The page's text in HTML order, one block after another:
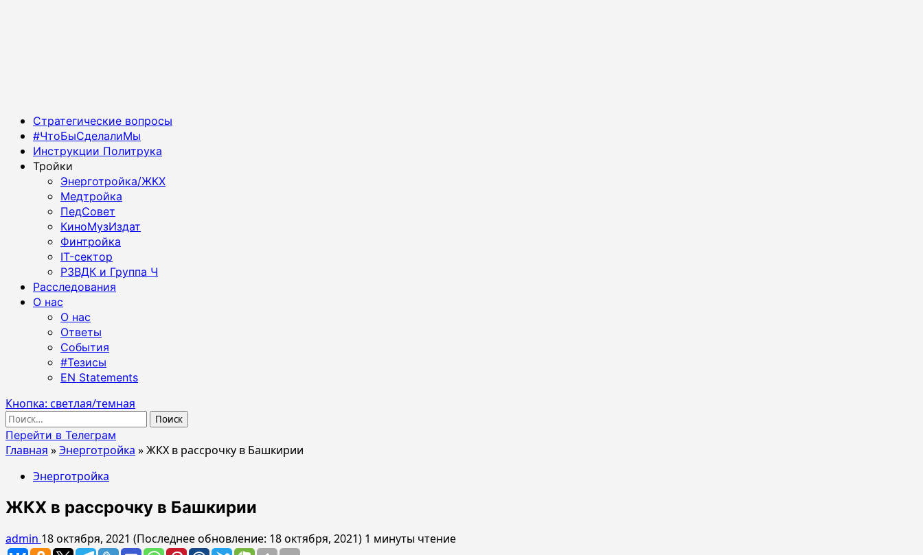
Основное
меню
Стратегические вопросы
#ЧтоБыСделалиМы
Инструкции Политрука
Тройки
Энерготройка/ЖКХ
Медтройка
ПедСовет
КиноМузИздат
Финтройка
IT-сектор
РЗВДК и Группа Ч
Расследования
О нас
О нас
Ответы
События
#Тезисы
EN Statements
Кнопка: светлая/темная
Найти:
Перейти в Телеграм
Главная »Энерготройка »ЖКХ в рассрочку в Башкирии
Энерготройка
ЖКХ в рассрочку в Башкирии
admin 18 октября, 2021 (Последнее обновление: 18 октября, 2021) 1 минуты чтение